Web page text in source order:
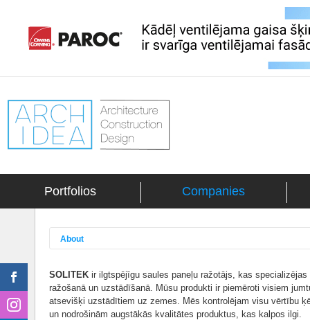
Portfolios Companies
About
SOLITEK ir ilgtspējīgu saules paneļu ražotājs, kas
ražošanā un uzstādīšanā. Mūsu produkti ir piemēroti visiem
atsevišķi uzstādītiem uz zemes. Mēs kontrolējam visu vērtību
un nodrošinām augstākās kvalitātes produktus, kas kalpos ilgi.